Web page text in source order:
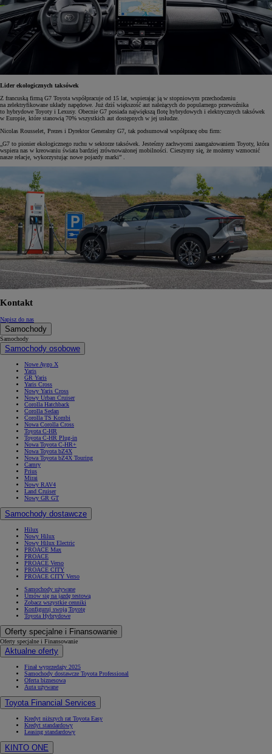
Lider ekologicznych taksówek
Z francuską firmą G7 Toyota współpracuje od 15 lat, wspierając ją w stopniowym przechodzeniu
na zelektryfikowane układy napędowe. Już dziś większość aut należących do popularnego przewoźnika
to hybrydowe Toyoty i Lexusy. Obecnie G7 posiada największą flotę hybrydowych i elektrycznych taksówek
w Europie, które stanowią 70% wszystkich aut dostępnych w jej usłudze.
Nicolas Rousselet, Prezes i Dyrektor Generalny G7, tak podsumował współpracę obu firm:
„G7 to pionier ekologicznego ruchu w sektorze taksówek. Jesteśmy zachwyceni zaangażowaniem Toyoty, która
wspiera nas w kreowaniu świata bardziej zrównoważonej mobilności. Cieszymy się, że możemy wzmocnić
nasze relacje, wykorzystując nowe pojazdy marki” .
Kontakt
Napisz do nas
Samochody
Samochody
Samochody osobowe
Nowe Aygo X
Yaris
GR Yaris
Yaris Cross
Nowy Yaris Cross
Nowy Urban Cruiser
Corolla Hatchback
Corolla Sedan
Corolla TS Kombi
Nowa Corolla Cross
Toyota C-HR
Toyota C-HR Plug-in
Nowa Toyota C-HR+
Nowa Toyota bZ4X
Nowa Toyota bZ4X Touring
Camry
Prius
Mirai
Nowy RAV4
Land Cruiser
Nowy GR GT
Samochody dostawcze
Hilux
Nowy Hilux
Nowy Hilux Electric
PROACE Max
PROACE
PROACE Verso
PROACE CITY
PROACE CITY Verso
Samochody używane
Umów się na jazdę testową
Zobacz wszystkie cenniki
Konfiguruj swoją Toyotę
Toyota Hybrydowe
Oferty specjalne i Finansowanie
Oferty specjalne i Finansowanie
Aktualne oferty
Finał wyprzedaży 2025
Samochody dostawcze Toyota Professional
Oferta biznesowa
Auta używane
Toyota Financial Services
Kredyt niższych rat Toyota Easy
Kredyt standardowy
Leasing standardowy
KINTO ONE